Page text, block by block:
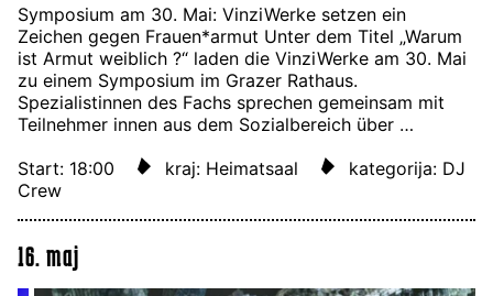
Symposium am 30. Mai: VinziWerke setzen ein
Zeichen gegen Frauen*armut Unter dem Titel „Warum
ist Armut weiblich ?“ laden die VinziWerke am 30. Mai
zu einem Symposium im Grazer Rathaus.
Spezialistinnen des Fachs sprechen gemeinsam mit
Teilnehmer innen aus dem Sozialbereich über …
Start: 18:00 kraj: Heimatsaal
kategorija: DJ
Crew
16. maj